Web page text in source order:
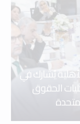
يُشارك في
الحقوق